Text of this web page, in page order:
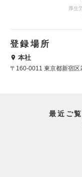
厚生
登録場所
本社
〒160-0011 東京都新宿区
最近ご